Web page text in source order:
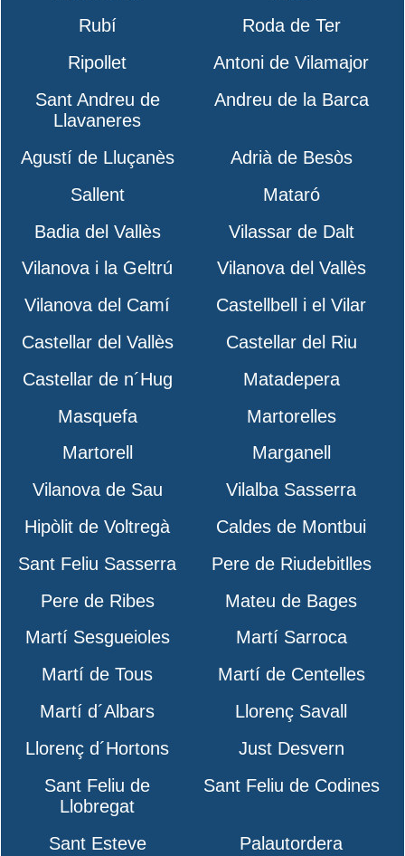
Rubí
Roda de Ter
Ripollet
Antoni de Vilamajor
Sant Andreu de
Llavaneres
Andreu de la Barca
Agustí de Lluçanès
Adrià de Besòs
Sallent
Mataró
Badia del Vallès
Vilassar de Dalt
Vilanova i la Geltrú
Vilanova del Vallès
Vilanova del Camí
Castellbell i el Vilar
Castellar del Vallès
Castellar del Riu
Castellar de n´Hug
Matadepera
Masquefa
Martorelles
Martorell
Marganell
Vilanova de Sau
Vilalba Sasserra
Hipòlit de Voltregà
Caldes de Montbui
Sant Feliu Sasserra
Pere de Riudebitlles
Pere de Ribes
Mateu de Bages
Martí Sesgueioles
Martí Sarroca
Martí de Tous
Martí de Centelles
Martí d´Albars
Llorenç Savall
Llorenç d´Hortons
Just Desvern
Sant Feliu de
Llobregat
Sant Feliu de Codines
Sant Esteve
Palautordera